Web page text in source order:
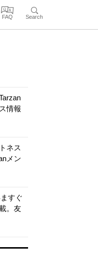
FAQ Search
情報
ネス
メン
すぐ
。友